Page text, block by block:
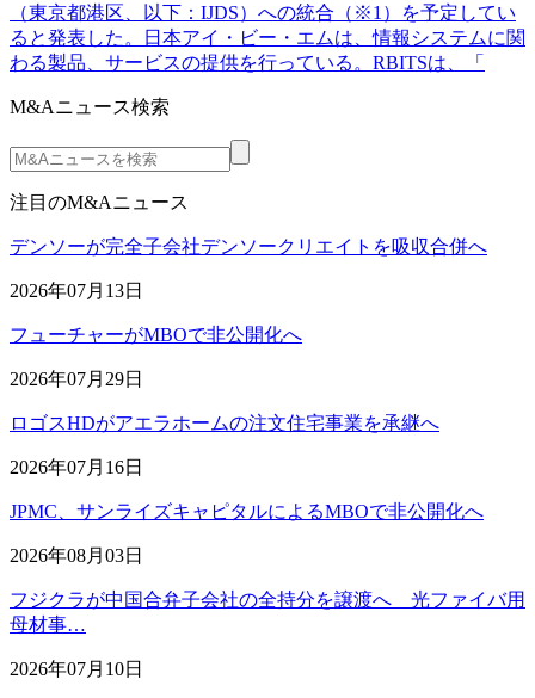
（東京都港区、以下：IJDS）への統合（※1）を予定してい
ると発表した。日本アイ・ビー・エムは、情報システムに関
わる製品、サービスの提供を行っている。RBITSは、「
M&Aニュース検索
注目のM&Aニュース
デンソーが完全子会社デンソークリエイトを吸収合併へ
2026年07月13日
フューチャーがMBOで非公開化へ
2026年07月29日
ロゴスHDがアエラホームの注文住宅事業を承継へ
2026年07月16日
JPMC、サンライズキャピタルによるMBOで非公開化へ
2026年08月03日
フジクラが中国合弁子会社の全持分を譲渡へ 光ファイバ用
母材事…
2026年07月10日